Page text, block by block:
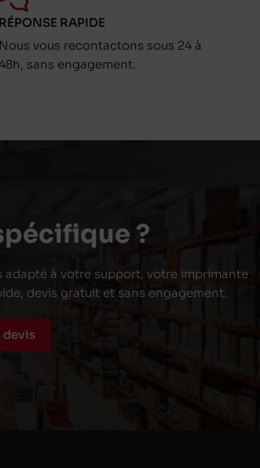
RÉPONSE RAPIDE
Nous vous recontactons sous 24 à
48h, sans engagement.
?
à votre support, votre imprimante
devis gratuit et sans engagement.
devis